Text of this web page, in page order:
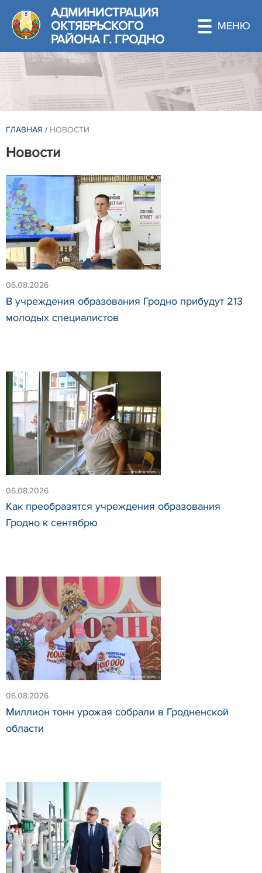
АДМИНИСТРАЦИЯ
ОКТЯБРЬСКОГО
РАЙОНА Г. ГРОДНО
ГЛАВНАЯ / НОВОСТИ
Новости
06.08.2026
В учреждения образования Гродно прибудут 213
молодых специалистов
06.08.2026
Как преобразятся учреждения образования
Гродно к сентябрю
06.08.2026
Миллион тонн урожая собрали в Гродненской
области